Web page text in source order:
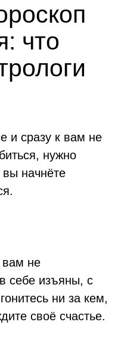
что
и сразу к вам не
нужно
вы начнёте
вам не
себе изъяны, с
ни за кем,
своё счастье.